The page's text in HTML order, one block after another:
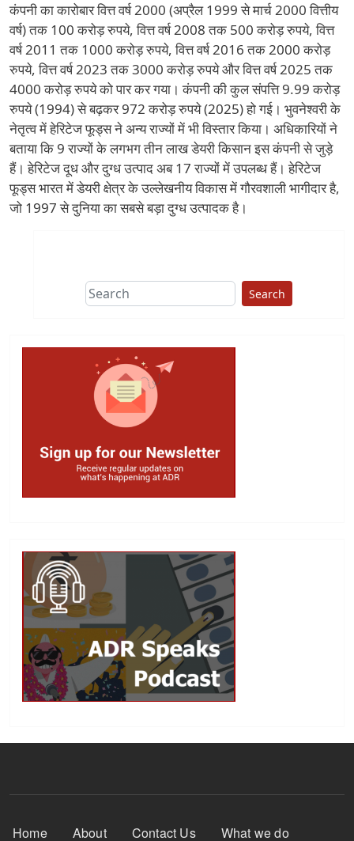
कंपनी का कारोबार वित्त वर्ष 2000 (अप्रैल 1999 से मार्च 2000 वित्तीय
वर्ष) तक 100 करोड़ रुपये, वित्त वर्ष 2008 तक 500 करोड़ रुपये, वित्त
वर्ष 2011 तक 1000 करोड़ रुपये, वित्त वर्ष 2016 तक 2000 करोड़
रुपये, वित्त वर्ष 2023 तक 3000 करोड़ रुपये और वित्त वर्ष 2025 तक
4000 करोड़ रुपये को पार कर गया। कंपनी की कुल संपत्ति 9.99 करोड़
रुपये (1994) से बढ़कर 972 करोड़ रुपये (2025) हो गई। भुवनेश्वरी के
नेतृत्व में हेरिटेज फूड्स ने अन्य राज्यों में भी विस्तार किया। अधिकारियों ने
बताया कि 9 राज्यों के लगभग तीन लाख डेयरी किसान इस कंपनी से जुड़े
हैं। हेरिटेज दूध और दुग्ध उत्पाद अब 17 राज्यों में उपलब्ध हैं। हेरिटेज
फूड्स भारत में डेयरी क्षेत्र के उल्लेखनीय विकास में गौरवशाली भागीदार है,
जो 1997 से दुनिया का सबसे बड़ा दुग्ध उत्पादक है।
Search
Footer Menu
Home About Contact Us What we do